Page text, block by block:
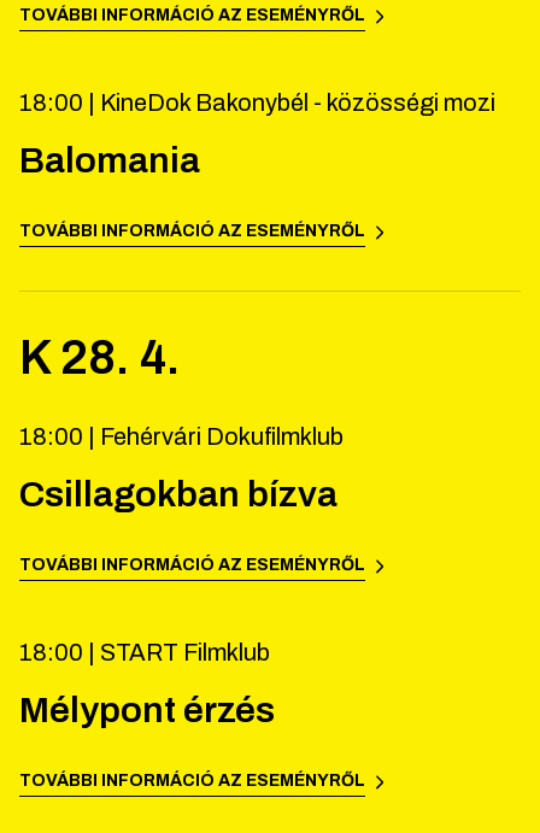
TOVÁBBI INFORMÁCIÓ AZ ESEMÉNYRŐL
18:00 | KineDok Bakonybél - közösségi mozi
Balomania
TOVÁBBI INFORMÁCIÓ AZ ESEMÉNYRŐL
K 28. 4.
18:00 | Fehérvári Dokufilmklub
Csillagokban bízva
TOVÁBBI INFORMÁCIÓ AZ ESEMÉNYRŐL
18:00 | START Filmklub
Mélypont érzés
TOVÁBBI INFORMÁCIÓ AZ ESEMÉNYRŐL